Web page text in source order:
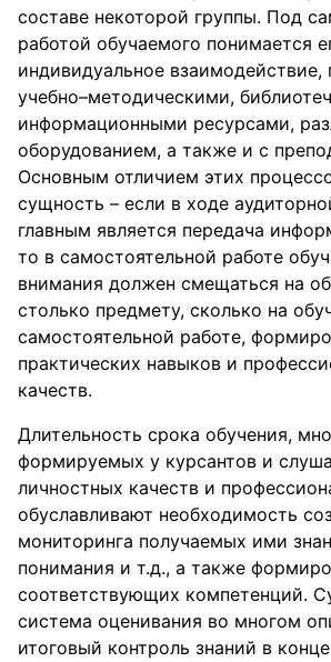
составе некоторой группы. Под
работой обучаемого понимается
индивидуальное взаимодействие,
учебно–методическими,
информационными ресурсами,
оборудованием, а также и с
Основным отличием этих
сущность – если в ходе
главным является передача
то в самостоятельной работе
внимания должен смещаться на
столько предмету, сколько на
самостоятельной работе,
практических навыков и
качеств.
Длительность срока обучения,
формируемых у курсантов и
личностных качеств и
обуславливают необходимость
мониторинга получаемых ими
понимания и т.д., а также
соответствующих компетенций.
система оценивания во многом
итоговый контроль знаний в